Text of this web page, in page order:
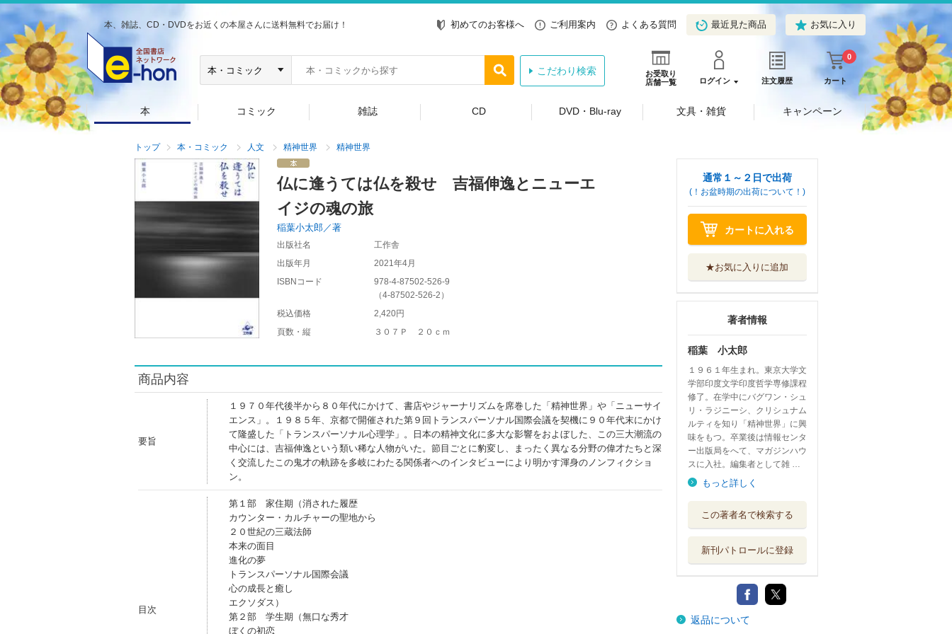
本、雑誌、CD・DVDをお近くの本屋さんに送料無料でお届け！ 初めてのお客様へ ご利用案内 よくある質問 最近見た商品 お気に入り
お受取り
店舗一覧
ログイン 注文履歴 カート
0
こだわり検索
本 コミック 雑誌 CD DVD・Blu-ray 文具・雑貨 キャンペーン
トップ 本・コミック 人文 精神世界 精神世界
仏に逢うては仏を殺せ 吉福伸逸とニューエ
イジの魂の旅
稲葉小太郎／著
出版社名
工作舎
出版年月
2021年4月
ISBNコード
978-4-87502-526-9
（4-87502-526-2 ）
税込価格
2,420円
頁数・縦
３０７Ｐ ２０ｃｍ
商品内容
要旨
１９７０年代後半から８０年代にかけて、書店やジャーナリズムを席巻した「精神世界」や「ニューサイ
エンス」。１９８５年、京都で開催された第９回トランスパーソナル国際会議を契機に９０年代末にかけ
て隆盛した「トランスパーソナル心理学」。日本の精神文化に多大な影響をおよぼした、この三大潮流の
中心には、吉福伸逸という類い稀な人物がいた。節目ごとに豹変し、まったく異なる分野の偉才たちと深
く交流したこの鬼才の軌跡を多岐にわたる関係者へのインタビューにより明かす渾身のノンフィクショ
ン。
目次
第１部 家住期（消された履歴
カウンター・カルチャーの聖地から
２０世紀の三蔵法師
本来の面目
進化の夢
トランスパーソナル国際会議
心の成長と癒し
エクソダス）
第２部 学生期（無口な秀才
ぼくの初恋
通常１～２日で出荷
(！お盆時期の出荷について！)
カートに入れる
★お気に入りに追加
著者情報
稲葉 小太郎
１９６１年生まれ。東京大学文
学部印度文学印度哲学専修課程
修了。在学中にバグワン・シュ
リ・ラジニーシ、クリシュナム
ルティを知り「精神世界」に興
味をもつ。卒業後は情報センタ
ー出版局をへて、マガジンハウ
スに入社。編集者として雑 …
もっと詳しく
この著者名で検索する
新刊パトロールに登録
返品について